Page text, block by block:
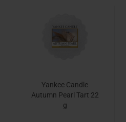
Yankee Candle
Autumn Pearl Tart 22
g